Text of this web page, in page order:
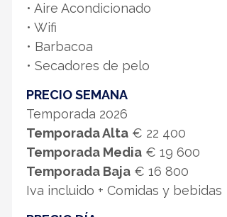
• Aire Acondicionado
• Wifi
• Barbacoa
• Secadores de pelo
PRECIO SEMANA
Temporada 2026
Temporada Alta € 22 400
Temporada Media € 19 600
Temporada Baja € 16 800
Iva incluido + Comidas y bebidas